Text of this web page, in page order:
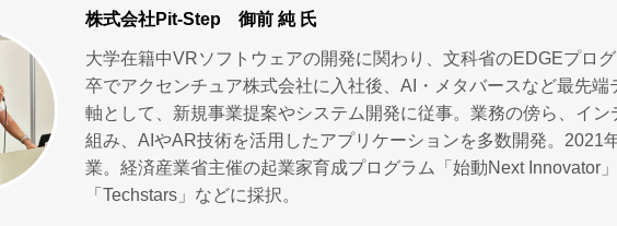
株式会社Pit-Step 御前 純 氏
大学在籍中VRソフトウェアの開発に関わり、文科省のEDGEプロ
卒でアクセンチュア株式会社に入社後、AI・メタバースなど最先
軸として、新規事業提案やシステム開発に従事。業務の傍ら、イ
組み、AIやAR技術を活用したアプリケーションを多数開発。2021
業。経済産業省主催の起業家育成プログラム「始動Next Innovator
「Techstars」などに採択。